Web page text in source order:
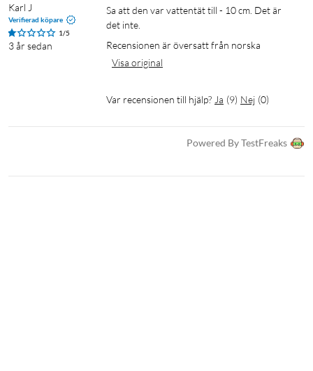
Karl J
Verifierad köpare
1/5
3 år sedan
Sa att den var vattentät till - 10 cm. Det är
det inte.
Recensionen är översatt från norska
Visa original
Var recensionen till hjälp? Ja (9) Nej (0)
Powered By TestFreaks